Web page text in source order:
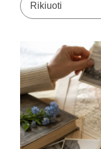
Rikiuoti